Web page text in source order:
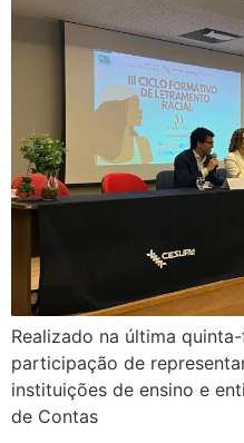
Realizado na última
participação de
instituições de ensino e
de Contas